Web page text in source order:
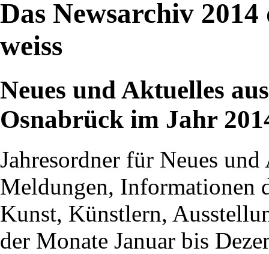
Das Newsarchiv
weiss
Neues und Aktuelles
Osnabrück im Jahr
Jahresordner für Neues
Meldungen, Informationen
Kunst, Künstlern,
der Monate Januar bis